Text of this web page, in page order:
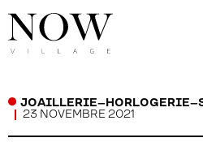
JOAILLERIE– HORLOGERIE–
23 NOVEMBRE 2021